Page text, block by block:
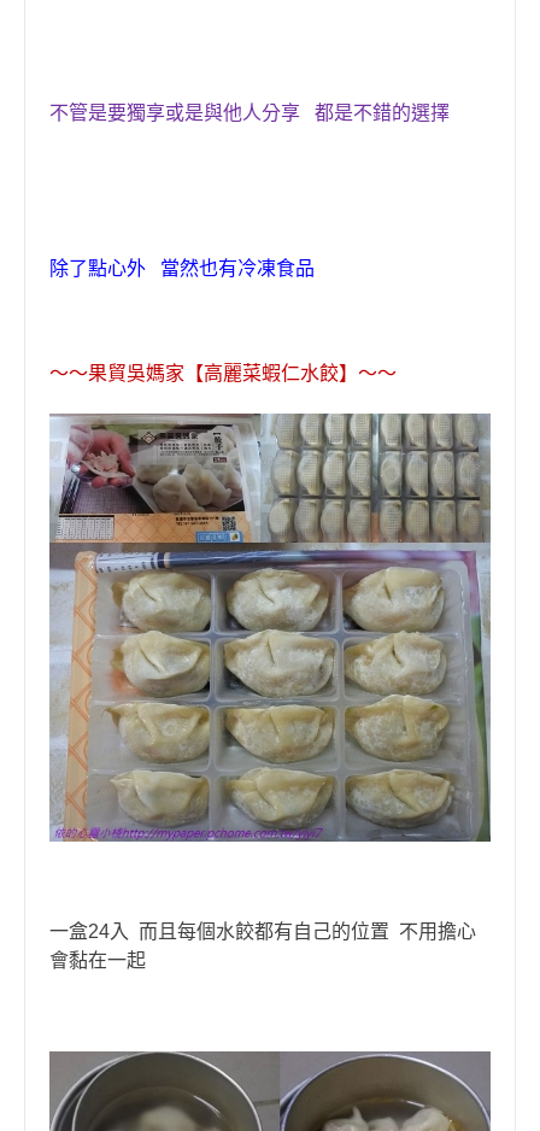
不管是要獨享或是與他人分享 都是不錯的選擇
除了點心外 當然也有冷凍食品
〜〜果貿吳媽家【高麗菜蝦仁水餃】〜〜
一盒24入 而且每個水餃都有自己的位置 不用擔心
會黏在一起